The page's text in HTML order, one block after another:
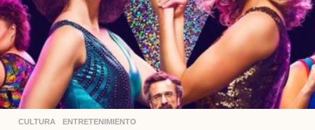
CULTURA ,ENTRETENIMIENTO